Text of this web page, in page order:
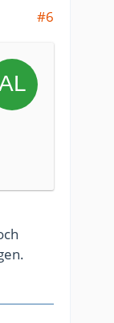
#6